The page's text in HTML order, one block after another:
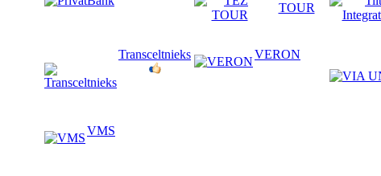
TOUR
Transceltnieks VERON
VMS